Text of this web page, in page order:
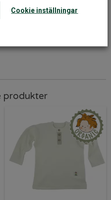
efter tvätt
produkter
Cookie inställningar